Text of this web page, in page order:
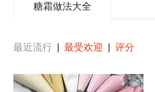
糖霜做法大全
最近流行 最受欢迎 评分